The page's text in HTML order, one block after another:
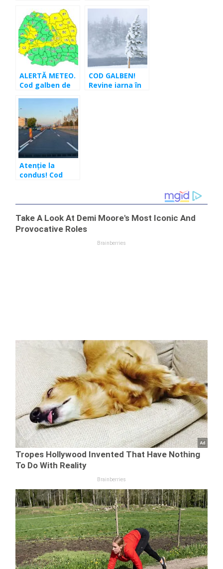
de peste 80
km/h în zona de
munte
judeţe, inclusiv
Cluj
ALERTĂ METEO.
Cod galben de
puternic pentru
judeţul Cluj
COD GALBEN!
Revine iarna în
Atenție la
condus! Cod